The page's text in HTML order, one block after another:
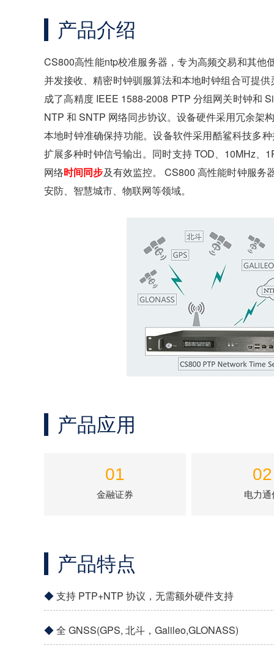
产品介绍
CS800高性能ntp校准服务器 ，专为高频交易和其
并发接收、精密时钟驯服算法和本地时钟组合可提
成了高精度 IEEE 1588-2008 PTP 分组网关时钟和
NTP 和 SNTP 网络同步协议。设备硬件采用冗余架
本地时钟准确保持功能。设备软件采用酷鲨科技多
扩展多种时钟信号输出。同时支持 TOD、10MHz
网络时间同步及有效监控。 CS800 高性能时钟服务
安防、智慧城市、物联网等领域。
产品应用
01
金融证券
02
电力通
产品特点
支持 PTP+NTP 协议，无需额外硬件支持
全 GNSS(GPS, 北斗，Galileo,GLONASS)